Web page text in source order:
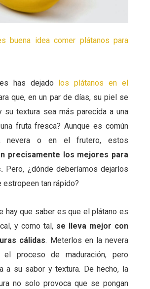
buena idea comer plátanos para
has dejado
los plátanos en el
que, en un par de días, su piel se
su textura sea más parecida a una
fruta fresca? Aunque es común
nevera o en el frutero, estos
precisamente los mejores para
Pero, ¿dónde deberíamos dejarlos
estropeen tan rápido?
hay que saber es que el plátano es
y como tal, se lleva mejor con
cálidas. Meterlos en la nevera
el proceso de maduración, pero
a su sabor y textura. De hecho, la
no solo provoca que se pongan